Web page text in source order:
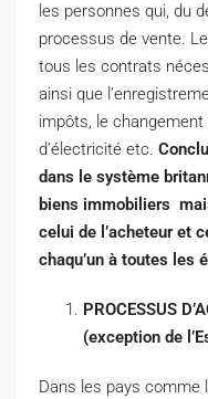
les personnes qui, du
processus de vente.
tous les contrats
ainsi que
impôts, le
d’électricité etc.
dans le système
biens immobiliers
celui de l’acheteur et
chaqu’un à toutes les
PROCESSUS
(exception de
Dans les pays comme